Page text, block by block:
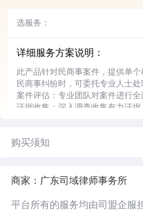
选服务：
详细服务方案说明：
此产品针对民商事案件，提供单
民商事纠纷时，可委托专业人士处
案件评估：专业团队对案件进行全
证据收集：深入调查收集有力证据
沟通协调：与法院、对方当事人积
购买须知
商家：广东司域律师事务所
平台所有的服务均由司盟企服